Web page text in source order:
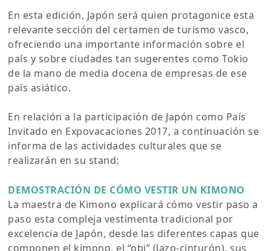
En esta edición, Japón será quien protagonice esta
relevante sección del certamen de turismo vasco,
ofreciendo una importante información sobre el
país y sobre ciudades tan sugerentes como Tokio
de la mano de media docena de empresas de ese
país asiático.
En relación a la participación de Japón como País
Invitado en Expovacaciones 2017, a continuación se
informa de las actividades culturales que se
realizarán en su stand:
DEMOSTRACIÓN DE CÓMO VESTIR UN KIMONO
La maestra de Kimono explicará cómo vestir paso a
paso esta compleja vestimenta tradicional por
excelencia de Japón, desde las diferentes capas que
componen el kimono, el “obi” (lazo-cinturón), sus